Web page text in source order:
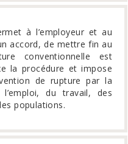
à l’employeur et au
accord, de mettre fin au
conventionnelle est
la procédure et impose
de rupture par la
du travail, des
populations.